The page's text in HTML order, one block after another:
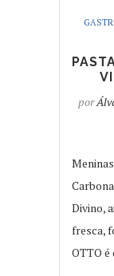
por
Divino,
fresca,
OTTO